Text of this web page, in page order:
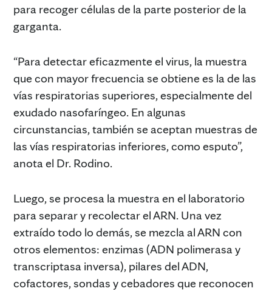
para recoger células de la parte posterior de la
garganta.
“Para detectar eficazmente el virus, la muestra
que con mayor frecuencia se obtiene es la de las
vías respiratorias superiores, especialmente del
exudado nasofaríngeo. En algunas
circunstancias, también se aceptan muestras de
las vías respiratorias inferiores, como esputo”,
anota el Dr. Rodino.
Luego, se procesa la muestra en el laboratorio
para separar y recolectar el ARN. Una vez
extraído todo lo demás, se mezcla al ARN con
otros elementos: enzimas (ADN polimerasa y
transcriptasa inversa), pilares del ADN,
cofactores, sondas y cebadores que reconocen